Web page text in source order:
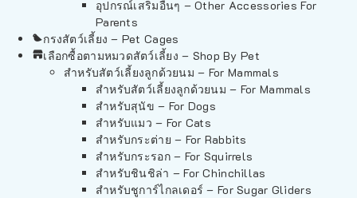
อุปกรณ์เสริมอื่นๆ – Other Accessories For
Parents
กรงสัตว์เลี้ยง – Pet Cages
เลือกซื้อตามหมวดสัตว์เลี้ยง – Shop By Pet
สำหรับสัตว์เลี้ยงลูกด้วยนม – For Mammals
สำหรับสัตว์เลี้ยงลูกด้วยนม – For Mammals
สำหรับสุนัข – For Dogs
สำหรับแมว – For Cats
สำหรับกระต่าย – For Rabbits
สำหรับกระรอก – For Squirrels
สำหรับชินชิล่า – For Chinchillas
สำหรับชูการ์ไกลเดอร์ – For Sugar Gliders